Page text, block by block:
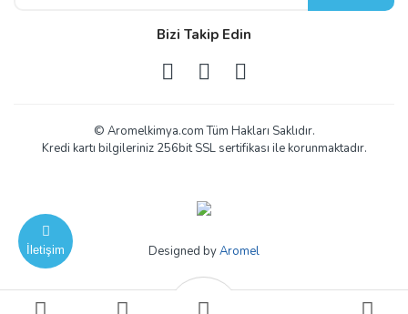
İletişim
Bizi Takip Edin
© Aromelkimya.com Tüm Hakları Saklıdır.
Kredi kartı bilgileriniz 256bit SSL sertifikası ile korunmaktadır.
Designed byAromel